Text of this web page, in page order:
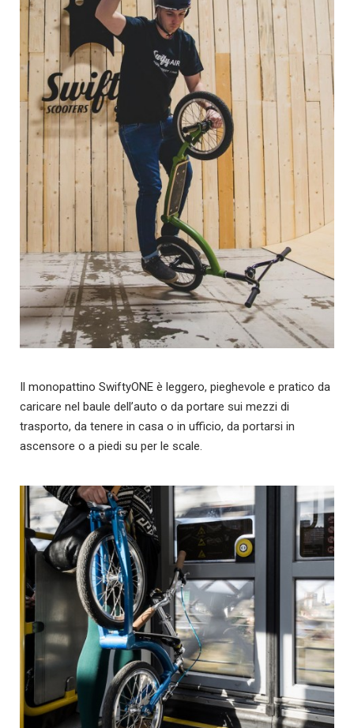
Il monopattino SwiftyONE è leggero, pieghevole e pratico da
caricare nel baule dell’auto o da portare sui mezzi di
trasporto, da tenere in casa o in ufficio, da portarsi in
ascensore o a piedi su per le scale.